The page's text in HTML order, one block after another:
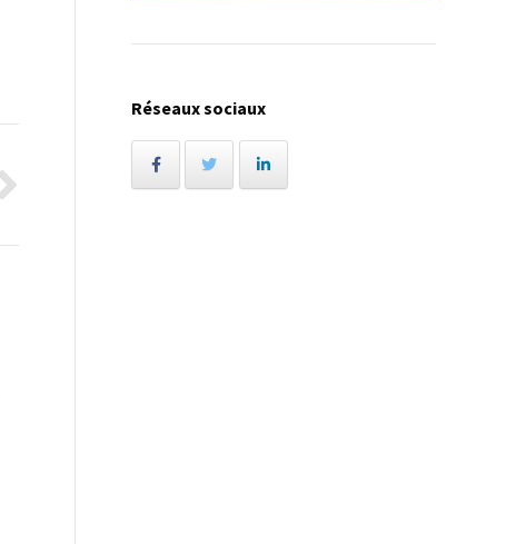
Réseaux sociaux